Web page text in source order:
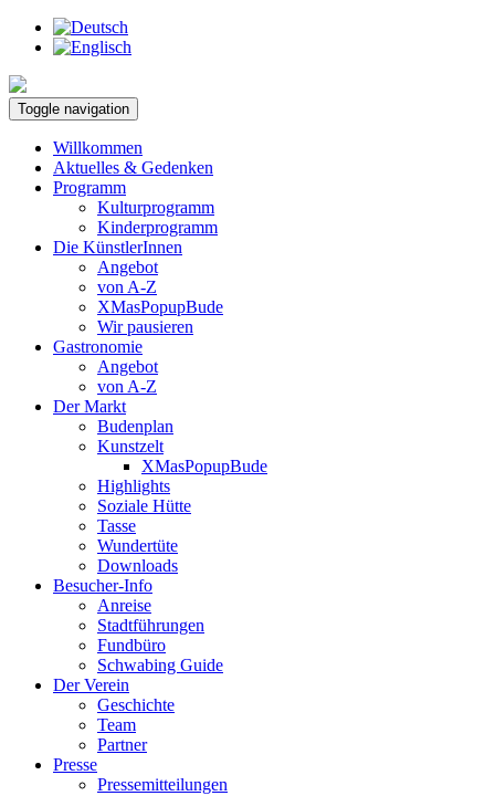
Toggle navigation
Willkommen
Aktuelles & Gedenken
Programm
Kulturprogramm
Kinderprogramm
Die KünstlerInnen
Angebot
von A-Z
XMasPopupBude
Wir pausieren
Gastronomie
Angebot
von A-Z
Der Markt
Budenplan
Kunstzelt
XMasPopupBude
Highlights
Soziale Hütte
Tasse
Wundertüte
Downloads
Besucher-Info
Anreise
Stadtführungen
Fundbüro
Schwabing Guide
Der Verein
Geschichte
Team
Partner
Presse
Pressemitteilungen